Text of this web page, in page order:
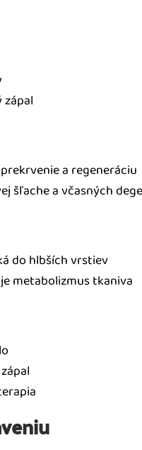
a regeneráciu
šľache a včasných
do hlbších vrstiev
metabolizmus tkaniva